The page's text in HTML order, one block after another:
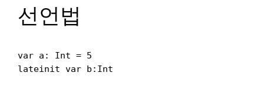
선언법
var a: Int = 5